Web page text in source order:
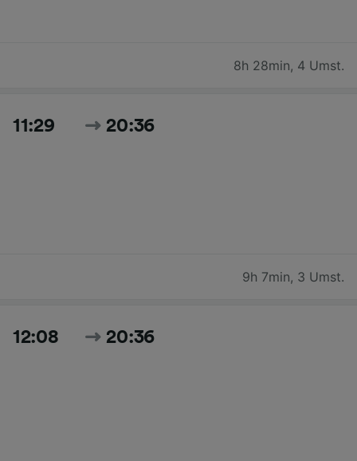
8h 28min, 4 Umst.
11:29 20:36
9h 7min, 3 Umst.
12:08 20:36